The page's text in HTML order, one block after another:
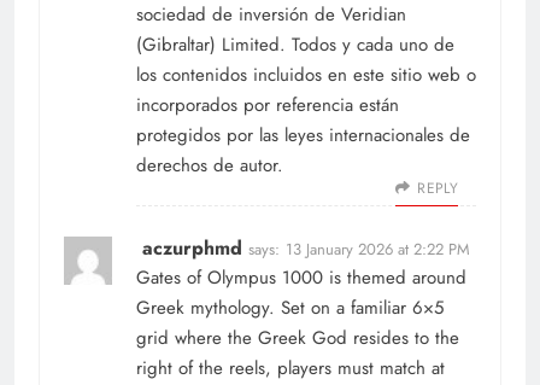
sociedad de inversión de Veridian
(Gibraltar) Limited. Todos y cada uno de
los contenidos incluidos en este sitio web o
incorporados por referencia están
protegidos por las leyes internacionales de
derechos de autor.
REPLY
aczurphmd says: 13 January 2026 at 2:22 PM
Gates of Olympus 1000 is themed around
Greek mythology. Set on a familiar 6×5
grid where the Greek God resides to the
right of the reels, players must match at